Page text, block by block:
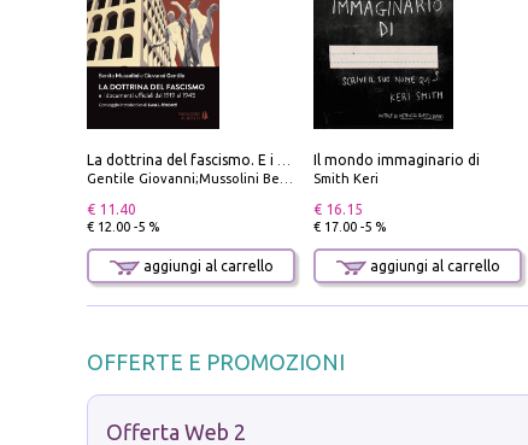
Gentile Giovanni;Mussolini Benito
€ 11.40
€ 12.00 -5 %
aggiungi al carrello
Il mondo immaginario di
Smith Keri
€ 16.15
€ 17.00 -5 %
aggiungi al carrello
OFFERTE E PROMOZIONI
Offerta Web 2